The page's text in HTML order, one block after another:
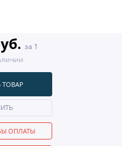
за 1
ТОВАР
ОПЛАТЫ